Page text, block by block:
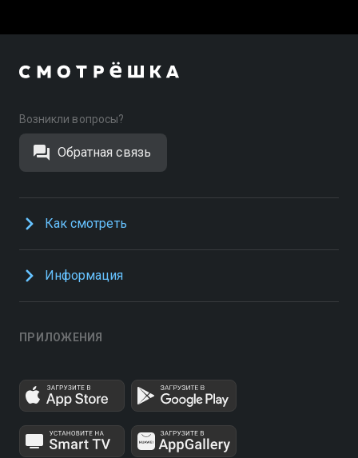
Возникли вопросы?
Обратная связь
Как смотреть
Информация
ПРИЛОЖЕНИЯ